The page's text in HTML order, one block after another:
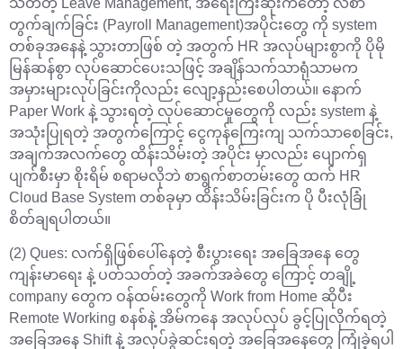
တွက်ချက်ခြင်း (Payroll Management)အပိုင်းတွေ ကို system
တစ်ခုအနေနဲ့ သွားတာဖြစ် တဲ့ အတွက် HR အလုပ်များစွာကို ပိုမို
မြန်ဆန်စွာ လုပ်ဆောင်ပေးသဖြင့် အချိန်သက်သာရုံသာမက
အမှားများလုပ်ခြင်းကိုလည်း လျော့နည်းစေပါတယ်။ နောက်
Paper Work နဲ့ သွားရတဲ့ လုပ်ဆောင်မှုတွေကို လည်း system နဲ့
အသုံးပြုရတဲ့ အတွက်ကြောင့် ငွေကုန်ကြေးကျ သက်သာစေခြင်း,
အချက်အလက်တွေ ထိန်းသိမ်းတဲ့ အပိုင်း မှာလည်း ပျောက်ရှ
ပျက်စီးမှာ စိုးရိမ် စရာမလိုဘဲ စာရွက်စာတမ်းတွေ ထက် HR
Cloud Base System တစ်ခုမှာ ထိန်းသိမ်းခြင်းက ပို ပီးလုံခြုံ
စိတ်ချရပါတယ်။
(2) Ques: လက်ရှိဖြစ်ပေါ်နေတဲ့ စီးပွားရေး အခြေအနေ တွေ
ကျန်းမာရေး နဲ့ ပတ်သတ်တဲ့ အခက်အခဲတွေ ကြောင့် တချို့
company တွေက ဝန်ထမ်းတွေကို Work from Home ဆိုပီး
Remote Working စနစ်နဲ့ အိမ်ကနေ အလုပ်လုပ် ခွင့်ပြုလိုက်ရတဲ့
အခြေအနေ Shift နဲ့ အလုပ်ခွဲဆင်းရတဲ့ အခြေအနေတွေ ကြုံခဲ့ရပါ